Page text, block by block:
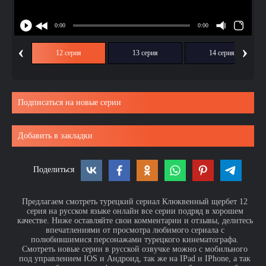
‹ 12 серия 13 серия 14 серия ›
Подписаться на новые серии
Добавить в закладки
Поделиться
Предлагаем смотреть турецкий сериал Клюквенный щербет 12
серия на русском языке онлайн все серии подряд в хорошем
качестве. Ниже оставляйте свои комментарии и отзывы, делитесь
впечатлениями от просмотра любимого сериала с
полюбившимися персонажами турецкого кинематографа.
Смотреть новые серии в русской озвучке можно с мобильного
под управлением IOS и Андроид, так же на IPad и IPhone, а так